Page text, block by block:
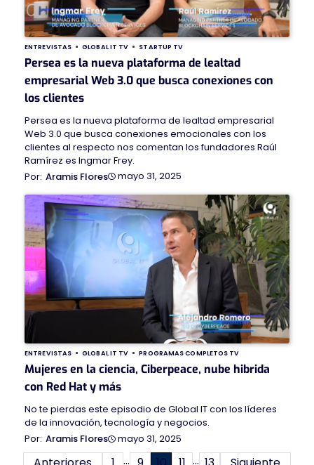
ENTREVISTAS GLOBAL IT TV STARTUP TV
Persea es la nueva plataforma de lealtad
empresarial Web 3.0 que busca conexiones con
los clientes
Persea es la nueva plataforma de lealtad empresarial
Web 3.0 que busca conexiones emocionales con los
clientes al respecto nos comentan los fundadores Raúl
Ramírez es Ingmar Frey.
Aramis Flores
mayo 31, 2025
ENTREVISTAS GLOBAL IT TV PROGRAMAS COMPLETOS TV
Mujeres en la ciencia, Ciberpeace, nube hibrida
con Red Hat y más
No te pierdas este episodio de Global IT con los líderes
de la innovación, tecnología y negocios.
Aramis Flores
mayo 31, 2025
… …